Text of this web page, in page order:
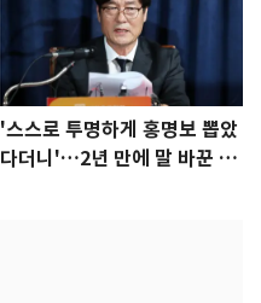
'스스로 투명하게 홍명보 뽑았
다더니'…2년 만에 말 바꾼 이